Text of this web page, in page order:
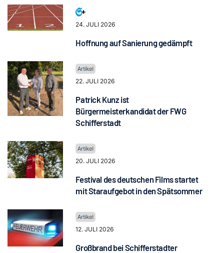
24. JULI 2026
Hoffnung auf Sanierung gedämpft
22. JULI 2026
Patrick Kunz ist
Bürgermeisterkandidat der FWG
Schifferstadt
20. JULI 2026
Festival des deutschen Films startet
mit Staraufgebot in den Spätsommer
12. JULI 2026
Großbrand bei Schifferstadter